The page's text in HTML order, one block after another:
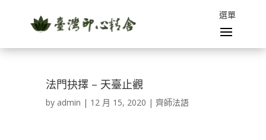
法門抉擇 – 天臺止觀
by admin | 12 月 15, 2020 | 齊師法語